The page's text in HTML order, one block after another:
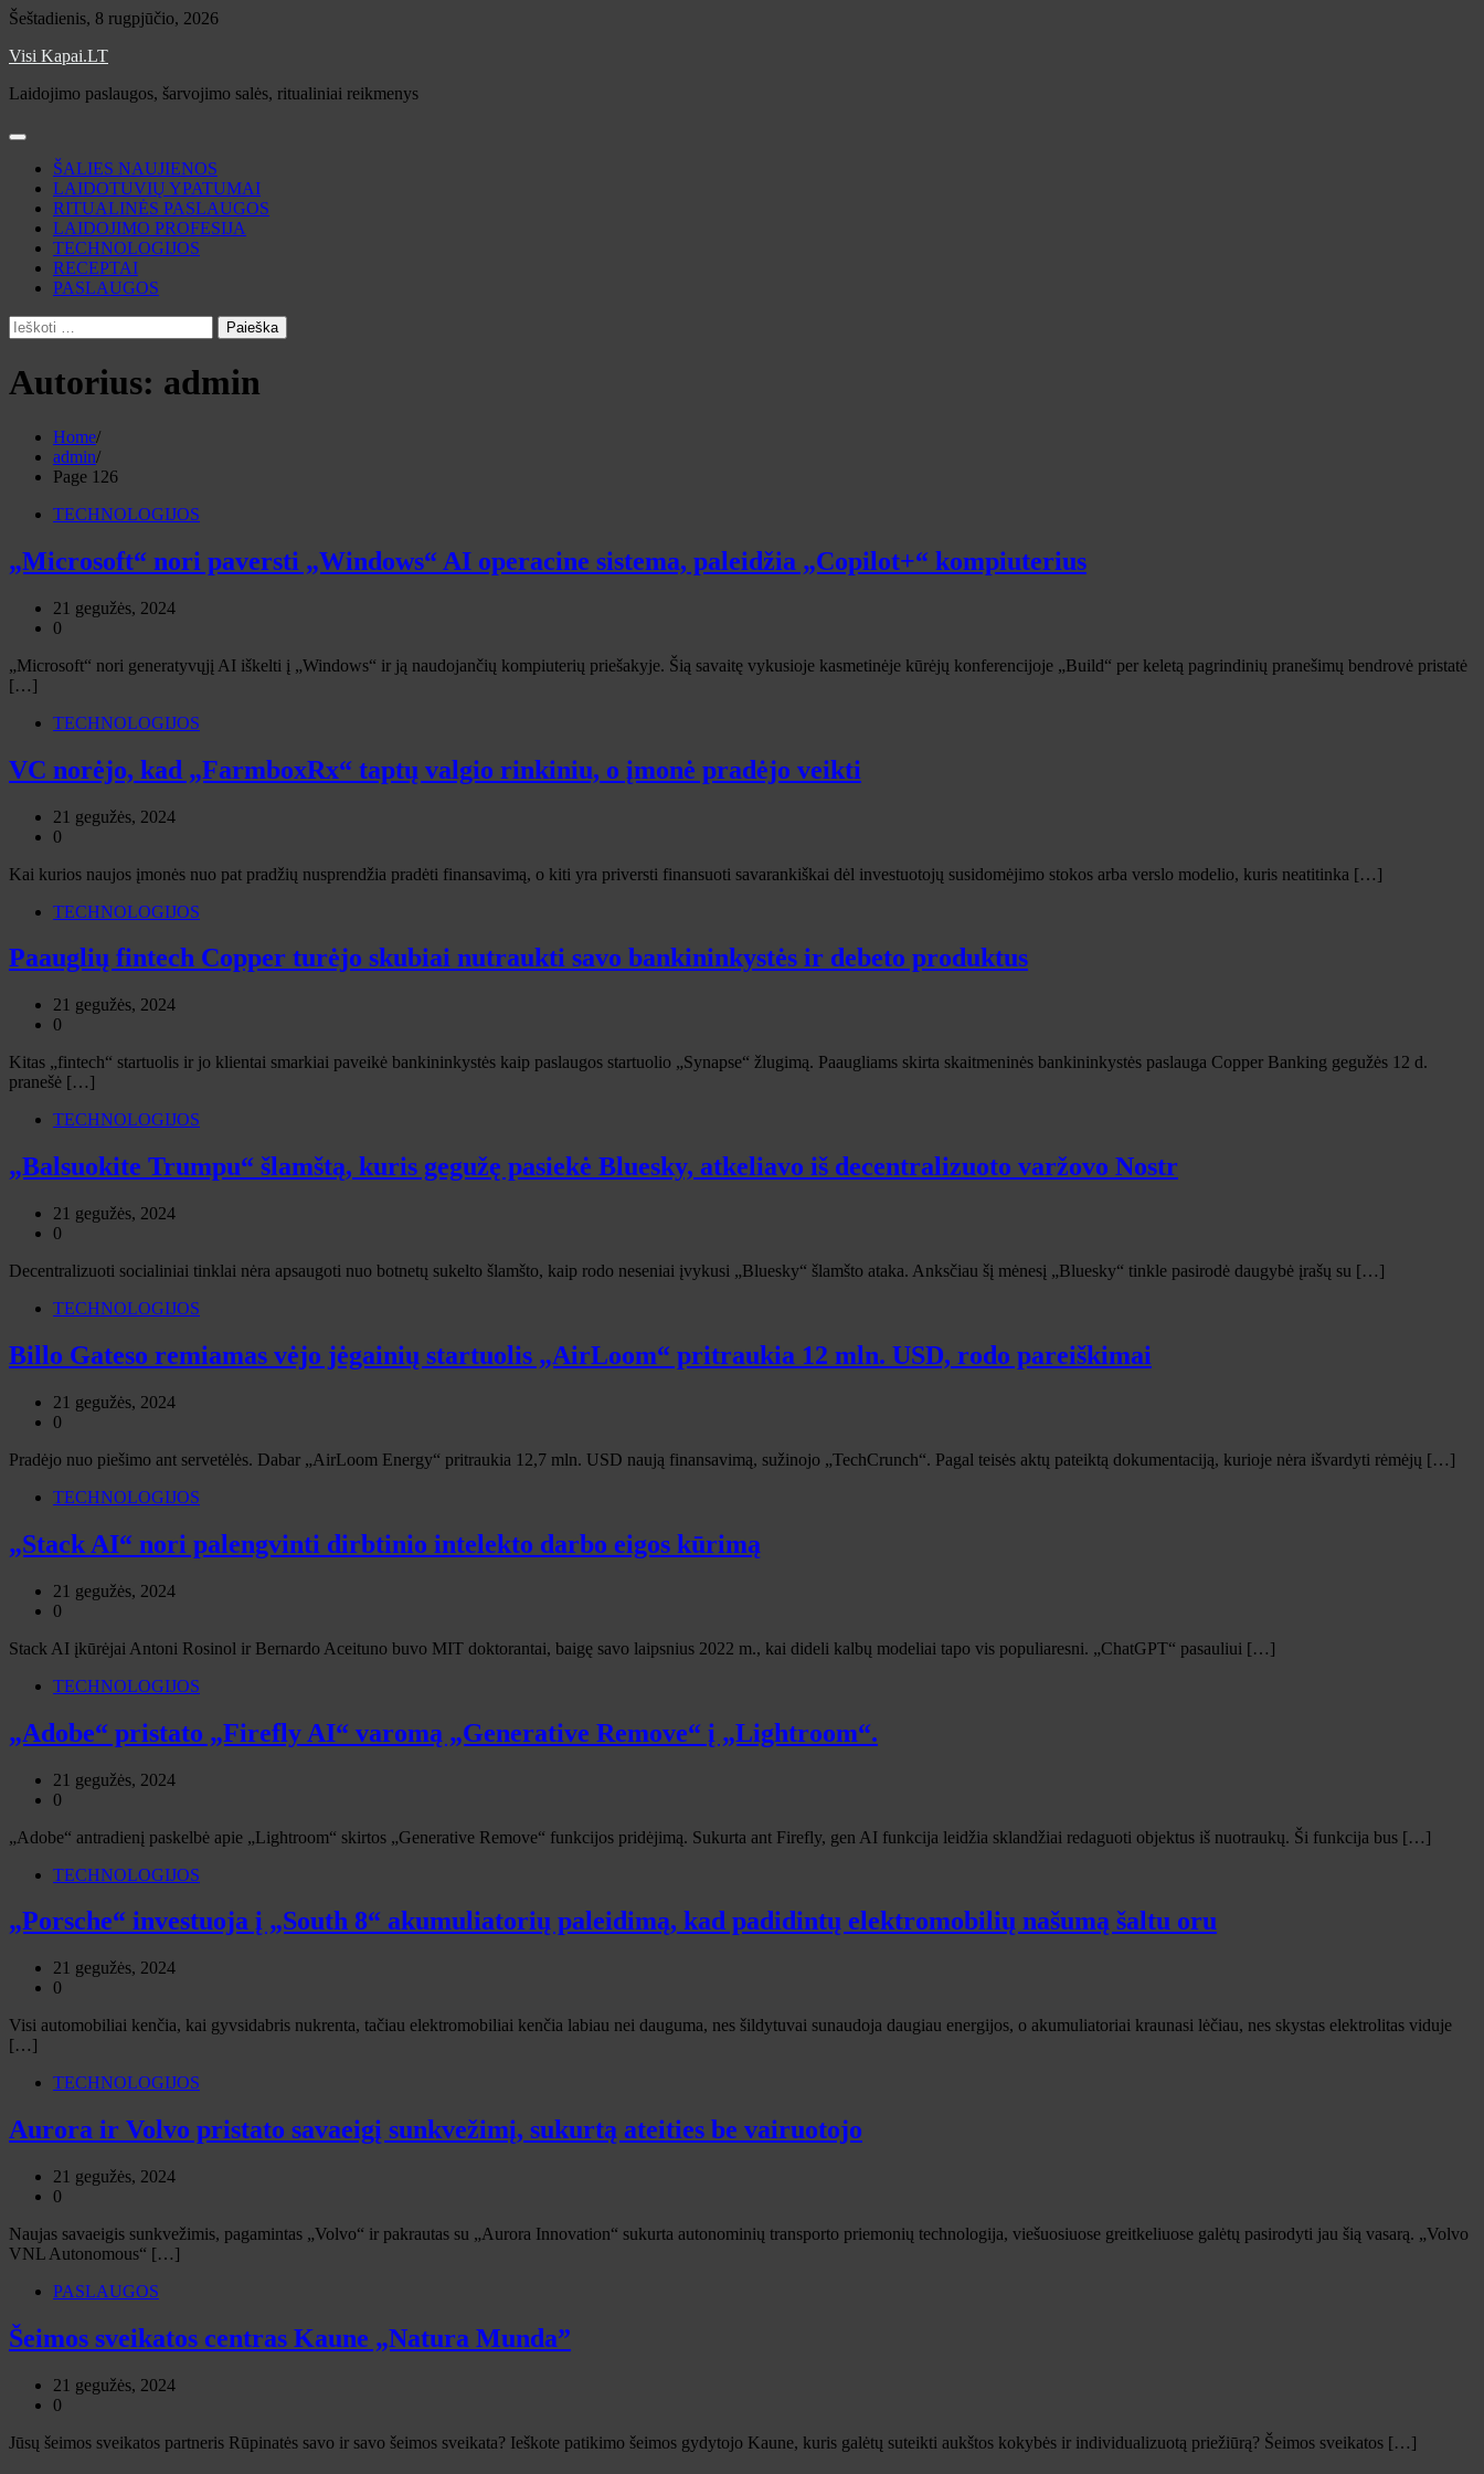
Skip
content
Šeštadienis, 8 rugpjūčio, 2026
Visi Kapai.LT
Laidojimo paslaugos, šarvojimo salės, ritualiniai reikmenys
ŠALIES NAUJIENOS
LAIDOTUVIŲ YPATUMAI
RITUALINĖS PASLAUGOS
LAIDOJIMO PROFESIJA
TECHNOLOGIJOS
RECEPTAI
PASLAUGOS
Ieškoti:
Autorius: admin
Home
admin
Page 126
TECHNOLOGIJOS
„Microsoft“ nori paversti „Windows“ AI operacine sistema, paleidžia „Copilot+“ kompiuterius
21 gegužės, 2024
0
„Microsoft“ nori generatyvųjį AI iškelti į „Windows“ ir ją naudojančių kompiuterių priešakyje. Šią savaitę vykusioje kasmetinėje kūrėjų konferencijoje „Build“ per keletą pagrindinių pranešimų bendrovė pristatė
[…]
TECHNOLOGIJOS
VC norėjo, kad „FarmboxRx“ taptų valgio rinkiniu, o įmonė pradėjo veikti
21 gegužės, 2024
0
Kai kurios naujos įmonės nuo pat pradžių nusprendžia pradėti finansavimą, o kiti yra priversti finansuoti savarankiškai dėl investuotojų susidomėjimo stokos arba verslo modelio, kuris neatitinka […]
TECHNOLOGIJOS
Paauglių fintech Copper turėjo skubiai nutraukti savo bankininkystės ir debeto produktus
21 gegužės, 2024
0
Kitas „fintech“ startuolis ir jo klientai smarkiai paveikė bankininkystės kaip paslaugos startuolio „Synapse“ žlugimą. Paaugliams skirta skaitmeninės bankininkystės paslauga Copper Banking gegužės 12 d.
pranešė […]
TECHNOLOGIJOS
„Balsuokite Trumpu“ šlamštą, kuris gegužę pasiekė Bluesky, atkeliavo iš decentralizuoto varžovo Nostr
21 gegužės, 2024
0
Decentralizuoti socialiniai tinklai nėra apsaugoti nuo botnetų sukelto šlamšto, kaip rodo neseniai įvykusi „Bluesky“ šlamšto ataka. Anksčiau šį mėnesį „Bluesky“ tinkle pasirodė daugybė įrašų su […]
TECHNOLOGIJOS
Billo Gateso remiamas vėjo jėgainių startuolis „AirLoom“ pritraukia 12 mln. USD, rodo pareiškimai
21 gegužės, 2024
0
Pradėjo nuo piešimo ant servetėlės. Dabar „AirLoom Energy“ pritraukia 12,7 mln. USD naują finansavimą, sužinojo „TechCrunch“. Pagal teisės aktų pateiktą dokumentaciją, kurioje nėra išvardyti rėmėjų […]
TECHNOLOGIJOS
„Stack AI“ nori palengvinti dirbtinio intelekto darbo eigos kūrimą
21 gegužės, 2024
0
Stack AI įkūrėjai Antoni Rosinol ir Bernardo Aceituno buvo MIT doktorantai, baigę savo laipsnius 2022 m., kai dideli kalbų modeliai tapo vis populiaresni. „ChatGPT“ pasauliui […]
TECHNOLOGIJOS
„Adobe“ pristato „Firefly AI“ varomą „Generative Remove“ į „Lightroom“.
21 gegužės, 2024
0
„Adobe“ antradienį paskelbė apie „Lightroom“ skirtos „Generative Remove“ funkcijos pridėjimą. Sukurta ant Firefly, gen AI funkcija leidžia sklandžiai redaguoti objektus iš nuotraukų. Ši funkcija bus […]
TECHNOLOGIJOS
„Porsche“ investuoja į „South 8“ akumuliatorių paleidimą, kad padidintų elektromobilių našumą šaltu oru
21 gegužės, 2024
0
Visi automobiliai kenčia, kai gyvsidabris nukrenta, tačiau elektromobiliai kenčia labiau nei dauguma, nes šildytuvai sunaudoja daugiau energijos, o akumuliatoriai kraunasi lėčiau, nes skystas elektrolitas viduje
[…]
TECHNOLOGIJOS
Aurora ir Volvo pristato savaeigį sunkvežimį, sukurtą ateities be vairuotojo
21 gegužės, 2024
0
Naujas savaeigis sunkvežimis, pagamintas „Volvo“ ir pakrautas su „Aurora Innovation“ sukurta autonominių transporto priemonių technologija, viešuosiuose greitkeliuose galėtų pasirodyti jau šią vasarą. „Volvo
VNL Autonomous“ […]
PASLAUGOS
Šeimos sveikatos centras Kaune „Natura Munda”
21 gegužės, 2024
0
Jūsų šeimos sveikatos partneris Rūpinatės savo ir savo šeimos sveikata? Ieškote patikimo šeimos gydytojo Kaune, kuris galėtų suteikti aukštos kokybės ir individualizuotą priežiūrą? Šeimos sveikatos […]